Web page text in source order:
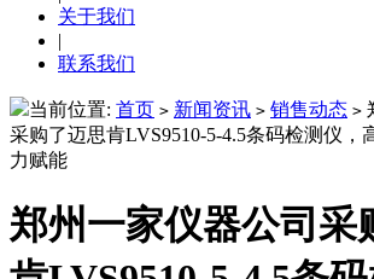
关于我们
|
联系我们
当前位置: 首页 > 新闻资讯 > 销售动态 >
采购了迈思肯LVS9510-5-4.5条码检测仪，
力赋能
郑州一家仪器公司采